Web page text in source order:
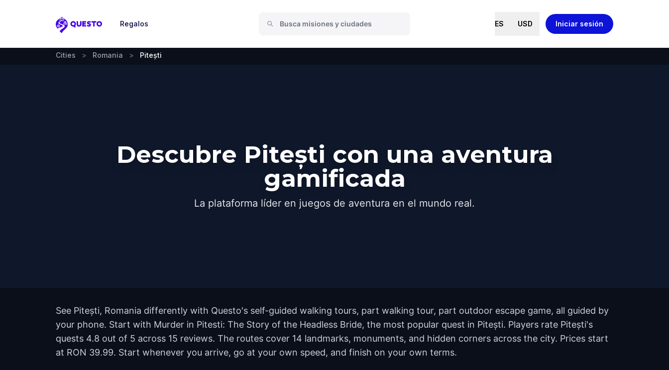
Questo
Regalos ES USD Iniciar sesión
Cities > Romania > Pitești
Descubre Pitești con una aventura
gamificada
La plataforma líder en juegos de aventura en el mundo real.
See Pitești, Romania differently with Questo's self-guided walking tours, part walking tour, part outdoor escape game, all guided by
your phone. Start with Murder in Pitesti: The Story of the Headless Bride, the most popular quest in Pitești. Players rate Pitești's
quests 4.8 out of 5 across 15 reviews. The routes cover 14 landmarks, monuments, and hidden corners across the city. Prices start
at RON 39.99. Start whenever you arrive, go at your own speed, and finish on your own terms.